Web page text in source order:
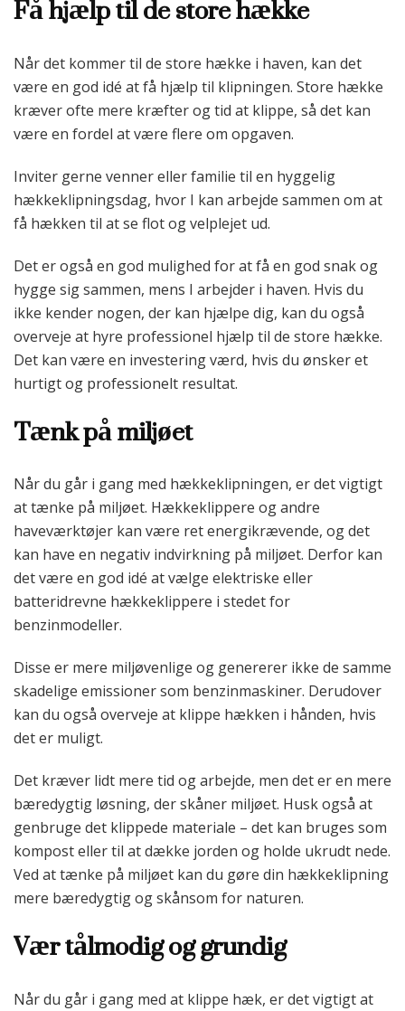
Når det kommer til de store hække i haven, kan det
være en god idé at få hjælp til klipningen. Store hække
kræver ofte mere kræfter og tid at klippe, så det kan
være en fordel at være flere om opgaven.
Inviter gerne venner eller familie til en hyggelig
hækkeklipningsdag, hvor I kan arbejde sammen om at
få hækken til at se flot og velplejet ud.
Det er også en god mulighed for at få en god snak og
hygge sig sammen, mens I arbejder i haven. Hvis du
ikke kender nogen, der kan hjælpe dig, kan du også
overveje at hyre professionel hjælp til de store hække.
Det kan være en investering værd, hvis du ønsker et
hurtigt og professionelt resultat.
Tænk på miljøet
Når du går i gang med hækkeklipningen, er det vigtigt
at tænke på miljøet. Hækkeklippere og andre
haveværktøjer kan være ret energikrævende, og det
kan have en negativ indvirkning på miljøet. Derfor kan
det være en god idé at vælge elektriske eller
batteridrevne hækkeklippere i stedet for
benzinmodeller.
Disse er mere miljøvenlige og genererer ikke de samme
skadelige emissioner som benzinmaskiner. Derudover
kan du også overveje at klippe hækken i hånden, hvis
det er muligt.
Det kræver lidt mere tid og arbejde, men det er en mere
bæredygtig løsning, der skåner miljøet. Husk også at
genbruge det klippede materiale – det kan bruges som
kompost eller til at dække jorden og holde ukrudt nede.
Ved at tænke på miljøet kan du gøre din hækkeklipning
mere bæredygtig og skånsom for naturen.
Vær tålmodig og grundig
Når du går i gang med at klippe hæk, er det vigtigt at